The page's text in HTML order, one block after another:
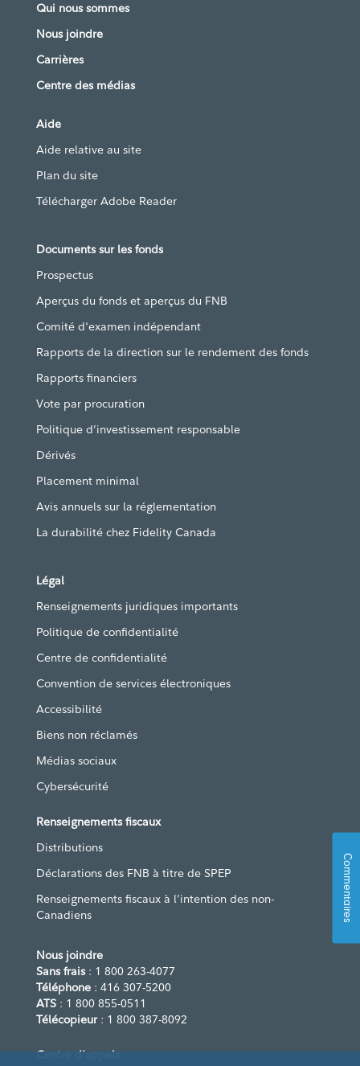
Qui nous sommes
Nous joindre
Carrières
Centre des médias
Aide
Aide relative au site
Plan du site
Télécharger Adobe Reader
Documents sur les fonds
Prospectus
Aperçus du fonds et aperçus du FNB
Comité d'examen indépendant
Rapports de la direction sur le rendement des fonds
Rapports financiers
Vote par procuration
Politique d’investissement responsable
Dérivés
Placement minimal
Avis annuels sur la réglementation
La durabilité chez Fidelity Canada
Légal
Renseignements juridiques importants
Politique de confidentialité
Centre de confidentialité
Convention de services électroniques
Accessibilité
Biens non réclamés
Médias sociaux
Cybersécurité
Renseignements fiscaux
Distributions
Déclarations des FNB à titre de SPEP
Renseignements fiscaux à l’intention des non-
Canadiens
Nous joindre
Sans frais: 1 800 263-4077
Téléphone : 416 307-5200
ATS : 1 800 855-0511
Télécopieur: 1 800 387-8092
Centre d’appels
Commentaires